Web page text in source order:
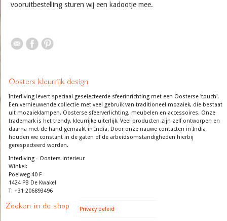
vooruitbestelling sturen wij een kadootje mee.
Oosters kleurrijk design
Interliving levert speciaal geselecteerde sfeerinrichting met een Oosterse 'touch'.
Een vernieuwende collectie met veel gebruik van traditioneel mozaiek, die bestaat
uit mozaieklampen, Oosterse sfeerverlichting, meubelen en accessoires. Onze
trademark is het trendy, kleurrijke uiterlijk. Veel producten zijn zelf ontworpen en
daarna met de hand gemaakt in India. Door onze nauwe contacten in India
houden we constant in de gaten of de arbeidsomstandigheden hierbij
gerespecteerd worden.
Interliving - Oosters interieur
Winkel:
Poelweg 40 F
1424 PB De Kwakel
T: +31 206893496
Zoeken in de shop Privacy beleid